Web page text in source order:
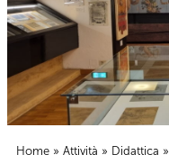
Home » Attività » Didattica »